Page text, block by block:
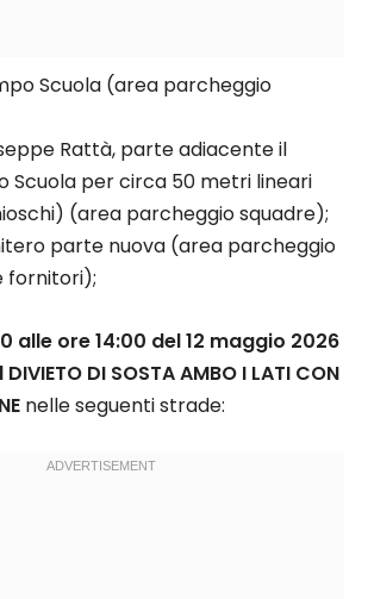
Scuola (area parcheggio
Rattà, parte adiacente il
Scuola per circa 50 metri lineari
(area parcheggio squadre);
parte nuova (area parcheggio
fornitori);
alle ore 14:00 del 12 maggio 2026
DI SOSTA AMBO I LATI CON
nelle seguenti strade: